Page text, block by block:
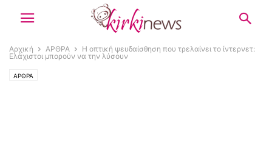
Αρχική ΑΡΘΡΑ
Η οπτική ψευδαίσθηση που τρελαίνει το ίντερνετ:
Ελάχιστοι μπορούν να την λύσουν
ΑΡΘΡΑ